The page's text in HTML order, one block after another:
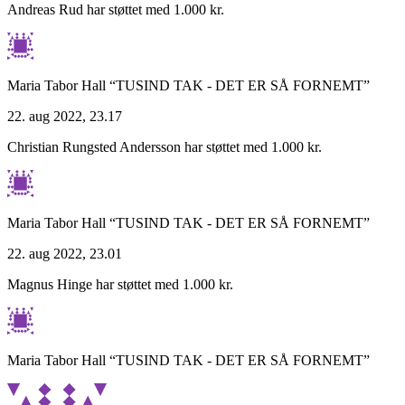
Andreas Rud har støttet med 1.000 kr.
Maria Tabor Hall “TUSIND TAK - DET ER SÅ FORNEMT”
22. aug 2022, 23.17
Christian Rungsted Andersson har støttet med 1.000 kr.
Maria Tabor Hall “TUSIND TAK - DET ER SÅ FORNEMT”
22. aug 2022, 23.01
Magnus Hinge har støttet med 1.000 kr.
Maria Tabor Hall “TUSIND TAK - DET ER SÅ FORNEMT”